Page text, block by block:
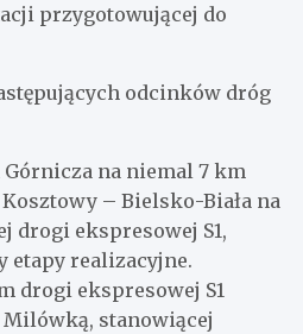
przygotowującej do
odcinków dróg
na niemal 7 km
– Bielsko-Biała na
drogi ekspresowej S1,
etapy realizacyjne.
drogi ekspresowej S1
Milówką, stanowiącej